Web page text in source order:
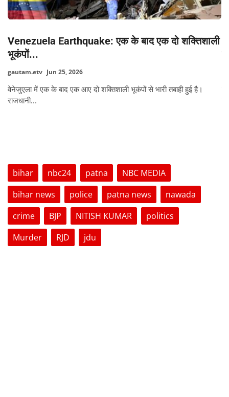
Venezuela Earthquake: एक के बाद एक दो शक्तिशाली
भूकंपों...
gautam.etv Jun 25, 2026
वेनेजुएला में एक के बाद एक आए दो शक्तिशाली भूकंपों से भारी तबाही हुई है।
राजधानी...
bihar nbc24 patna
NBC MEDIA
bihar news
police patna news
nawada
crime
BJP NITISH KUMAR
politics
Murder
RJD jdu